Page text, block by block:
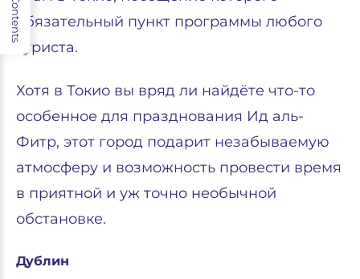
обязательный пункт программы любого
туриста.
Хотя в Токио вы вряд ли найдёте что-то
особенное для празднования Ид аль-
Фитр, этот город подарит незабываемую
атмосферу и возможность провести время
в приятной и уж точно необычной
обстановке.
Дублин
Contents